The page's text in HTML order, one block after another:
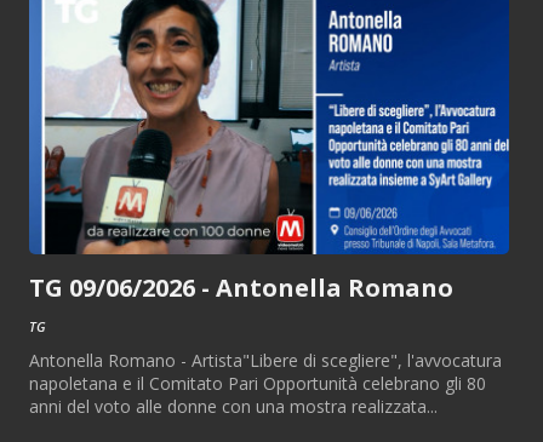
TG 09/06/2026 - Antonella Romano
TG
Antonella Romano - Artista"Libere di scegliere", l'avvocatura
napoletana e il Comitato Pari Opportunità celebrano gli 80
anni del voto alle donne con una mostra realizzata...